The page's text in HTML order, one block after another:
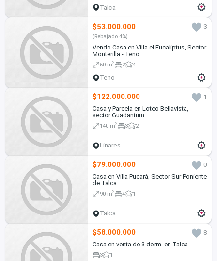
Talca
$53.000.000 3
(Rebajado 4%)
Vendo Casa en Villa el Eucaliptus, Sector
Monterilla - Teno
50 m2 2 4
Teno
$122.000.000
1
Casa y Parcela en Loteo Bellavista,
sector Guadantum
140 m2 3 2
Linares
$79.000.000
0
Casa en Villa Pucará, Sector Sur Poniente
de Talca.
90 m2 4 1
Talca
$58.000.000
8
Casa en venta de 3 dorm. en Talca
3 1